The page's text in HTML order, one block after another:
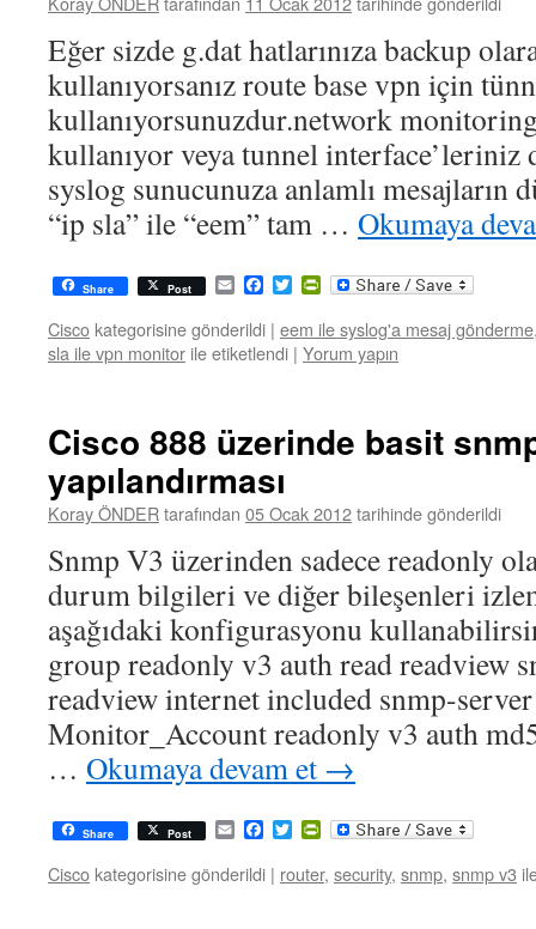
Eğer sizde g.dat hatlarınıza backup
kullanıyorsanız route base vpn için
kullanıyorsunuzdur.network
kullanıyor veya tunnel interface’leriniz
syslog sunucunuza anlamlı mesajların
“ip sla” ile “eem” tam … Okumaya
Share Post EmailFacebook
TwitterPrintFriendly
Cisco kategorisine gönderildi | eem ile syslog'a mesaj gönderme
sla ile vpn monitor ile etiketlendi | Yorum yapın
Cisco 888 üzerinde basit
yapılandırması
Koray ÖNDERtarafından 05 Ocak 2012tarihinde gönderildi
Snmp V3 üzerinden sadece readonly
durum bilgileri ve diğer bileşenleri
aşağıdaki konfigurasyonu
group readonly v3 auth read readview
readview internet included snmp-
Monitor_Account readonly v3 auth
… Okumaya devam et →
Share Post EmailFacebook
TwitterPrintFriendly
Cisco kategorisine gönderildi | router, security, snmp, snmp v3